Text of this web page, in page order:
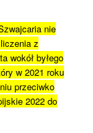
nie
z
wokół byłego
w 2021 roku
przeciwko
2022 do